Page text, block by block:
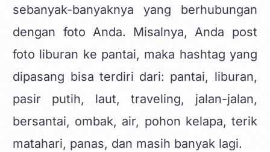
sebanyak-banyaknya yang berhubungan
dengan foto Anda. Misalnya, Anda post
foto liburan ke pantai, maka hashtag yang
dipasang bisa terdiri dari: pantai, liburan,
pasir putih, laut, traveling, jalan-jalan,
bersantai, ombak, air, pohon kelapa, terik
matahari, panas, dan masih banyak lagi.